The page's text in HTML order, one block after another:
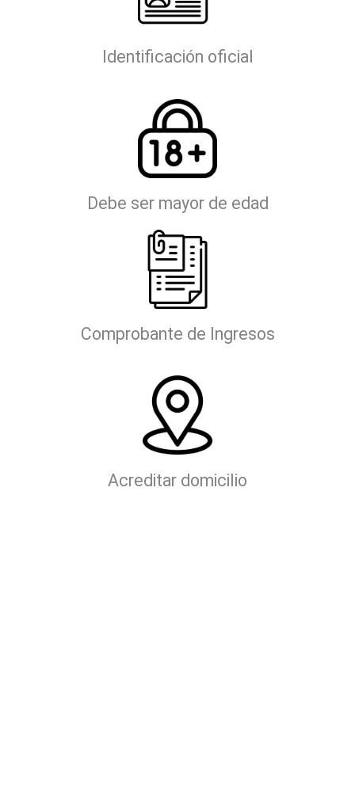
Identificación oficial
Debe ser mayor de edad
Comprobante de Ingresos
Acreditar domicilio